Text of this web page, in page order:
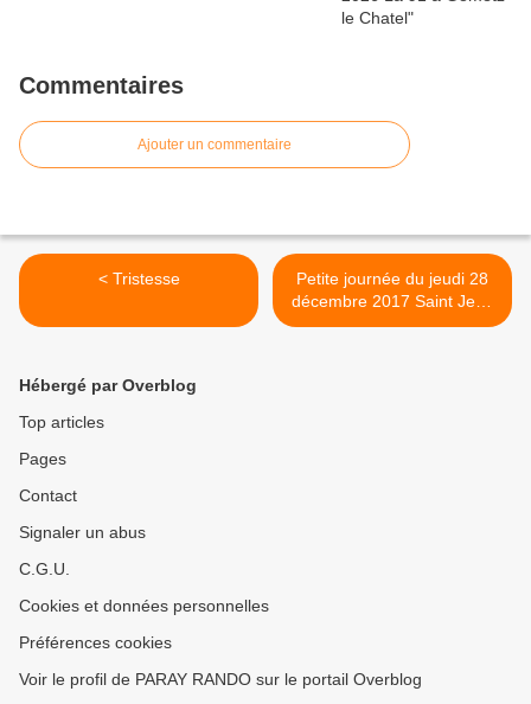
Commentaires
Ajouter un commentaire
< Tristesse
Petite journée du jeudi 28
décembre 2017 Saint Jean
de Beauregard >
Hébergé par Overblog
Top articles
Pages
Contact
Signaler un abus
C.G.U.
Cookies et données personnelles
Préférences cookies
Voir le profil de PARAY RANDO sur le portail Overblog